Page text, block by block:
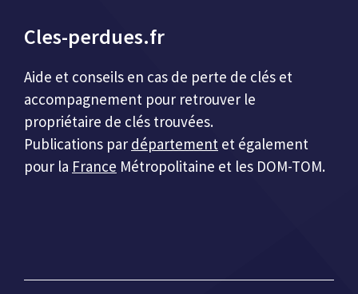
Cles-perdues.fr
Aide et conseils en cas de perte de clés et
accompagnement pour retrouver le
propriétaire de clés trouvées.
Publications par département et également
pour la France Métropolitaine et les DOM-TOM.